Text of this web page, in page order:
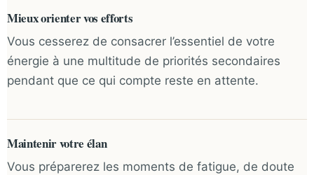
Mieux orienter vos efforts
Vous cesserez de consacrer l’essentiel de votre
énergie à une multitude de priorités secondaires
pendant que ce qui compte reste en attente.
Maintenir votre élan
Vous préparerez les moments de fatigue, de doute